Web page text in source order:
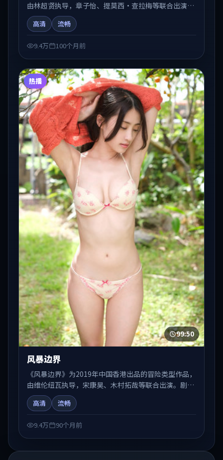
由林超贤执导，章子怡、提莫西·查拉梅等联合出演。
剧情在人物弧光与节奏推进中展开，兼具叙事张力与视
听质感。适合关注国产在线观看、热播国产剧与院线佳
高清 流畅
9.4万 100个月前
热播
99:50
风暴边界
《风暴边界》为2019年中国香港出品的冒险类型作品，
由维伦纽瓦执导，宋康昊、木村拓哉等联合出演。剧情
在人物弧光与节奏推进中展开，兼具叙事张力与视听质
感。适合关注国产在线观看、热播国产剧与院线佳片的
高清 流畅
9.4万 90个月前